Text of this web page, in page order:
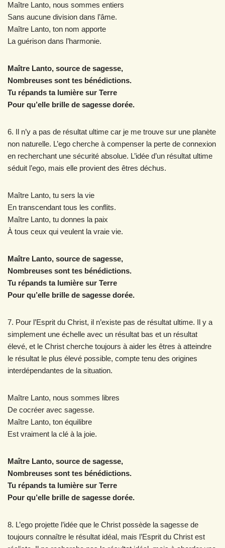
Maître Lanto, nous sommes entiers
Sans aucune division dans l’âme.
Maître Lanto, ton nom apporte
La guérison dans l’harmonie.
Maître Lanto, source de sagesse,
Nombreuses sont tes bénédictions.
Tu répands ta lumière sur Terre
Pour qu’elle brille de sagesse dorée.
6. Il n’y a pas de résultat ultime car je me trouve sur une planète
non naturelle. L’ego cherche à compenser la perte de connexion
en recherchant une sécurité absolue. L’idée d’un résultat ultime
séduit l’ego, mais elle provient des êtres déchus.
Maître Lanto, tu sers la vie
En transcendant tous les conflits.
Maître Lanto, tu donnes la paix
À tous ceux qui veulent la vraie vie.
Maître Lanto, source de sagesse,
Nombreuses sont tes bénédictions.
Tu répands ta lumière sur Terre
Pour qu’elle brille de sagesse dorée.
7. Pour l’Esprit du Christ, il n’existe pas de résultat ultime. Il y a
simplement une échelle avec un résultat bas et un résultat
élevé, et le Christ cherche toujours à aider les êtres à atteindre
le résultat le plus élevé possible, compte tenu des origines
interdépendantes de la situation.
Maître Lanto, nous sommes libres
De cocréer avec sagesse.
Maître Lanto, ton équilibre
Est vraiment la clé à la joie.
Maître Lanto, source de sagesse,
Nombreuses sont tes bénédictions.
Tu répands ta lumière sur Terre
Pour qu’elle brille de sagesse dorée.
8. L’ego projette l’idée que le Christ possède la sagesse de
toujours connaître le résultat idéal, mais l’Esprit du Christ est